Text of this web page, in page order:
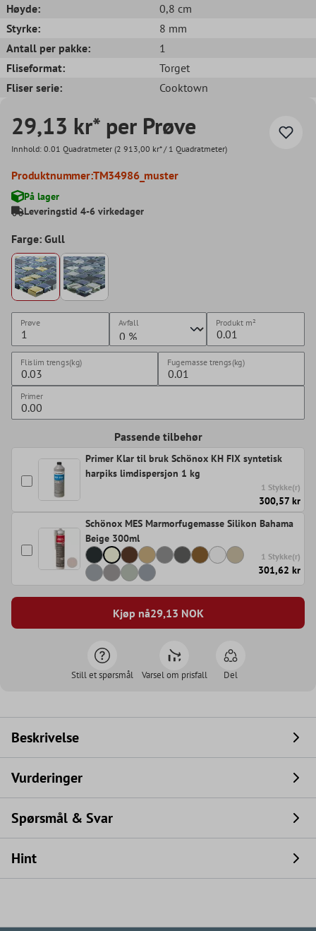
Høyde:
0,8 cm
Styrke:
8 mm
Antall per pakke:
1
Fliseformat:
Torget
Fliser serie:
Cooktown
29,13 kr* per Prøve
Innhold: 0.01 Quadratmeter (2 913,00 kr* / 1 Quadratmeter)
Produktnummer:TM34986_muster
På lager
Leveringstid 4-6 virkedager
Farge: Gull
Prøve Avfall Produkt m²
Flislim trengs(kg) Fugemasse trengs(kg)
Primer
Passende tilbehør
Primer Klar til bruk Schönox KH FIX syntetisk
harpiks limdispersjon 1 kg
1 Stykke(r)
300,57 kr
Schönox MES Marmorfugemasse Silikon Bahama
Beige 300ml
1 Stykke(r)
301,62 kr
Kjøp nå29,13 NOK
Still et spørsmål Varsel om prisfall Del
Beskrivelse
Vurderinger
Spørsmål & Svar
Hint